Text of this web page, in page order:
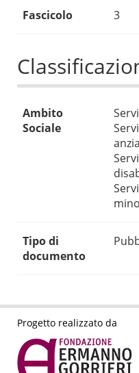
Fascicolo 3
Ambito
Sociale
Tipo di
documento
Progetto realizzato da